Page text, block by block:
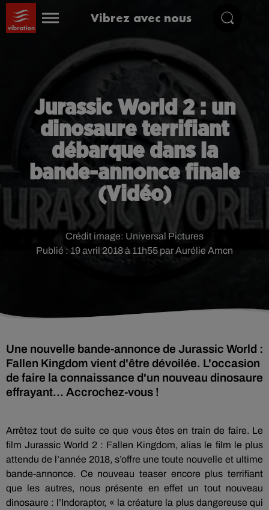
Vibrez avec nous
Jurassic World 2 : un
dinosaure terrifiant
débarque dans la
bande-annonce finale
(Vidéo)
Publié : 19 avril 2018 à 11h55 par Aurélie Amcn
Crédit image: Universal Pictures
Une nouvelle bande-annonce de Jurassic World :
Fallen Kingdom vient d'être dévoilée. L'occasion
de faire la connaissance d'un nouveau dinosaure
effrayant... Accrochez-vous !
Arrêtez tout de suite ce que vous êtes en train de faire. Le
film Jurassic World 2 : Fallen Kingdom, alias le film le plus
attendu de l’année 2018, s’offre une toute nouvelle et ultime
bande-annonce. Ce nouveau teaser encore plus terrifiant
que les autres, nous présente en effet un tout nouveau
dinosaure : l’Indoraptor, « la créature la plus dangereuse qui